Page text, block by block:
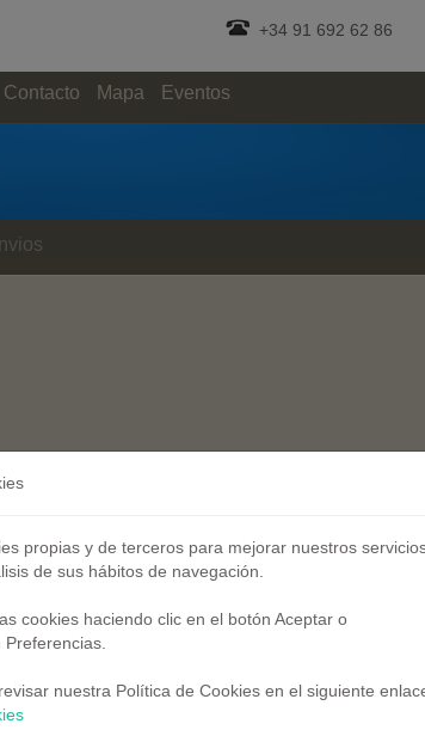
Contacto Mapa Eventos
+34 91 692 62 86
propias y de terceros para mejorar nuestros
de sus hábitos de navegación.
cookies haciendo clic en el botón Aceptar o
nuestra Política de Cookies en el siguiente